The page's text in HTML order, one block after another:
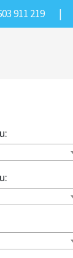
911 219 |